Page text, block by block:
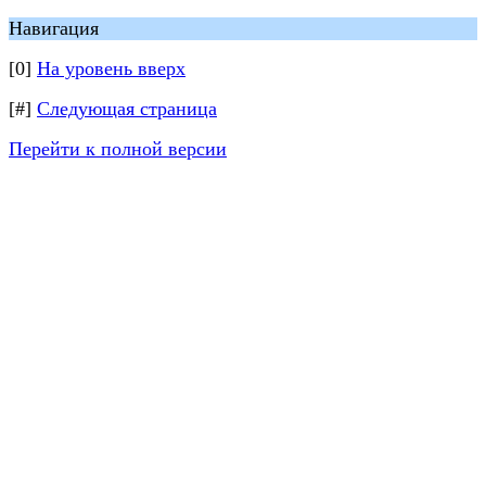
Навигация
[0] На уровень вверх
[#] Следующая страница
Перейти к полной версии